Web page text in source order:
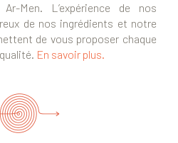
Men. L’expérience de nos
de nos ingrédients et notre
de vous proposer chaque
En savoir plus.